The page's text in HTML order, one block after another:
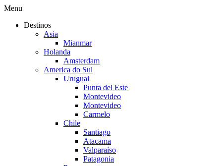
Menu
Destinos
Asia
Mianmar
Holanda
Amsterdam
America do Sul
Uruguai
Punta del Este
Montevideo
Montevideo
Carmelo
Chile
Santiago
Atacama
Valparaíso
Patagonia